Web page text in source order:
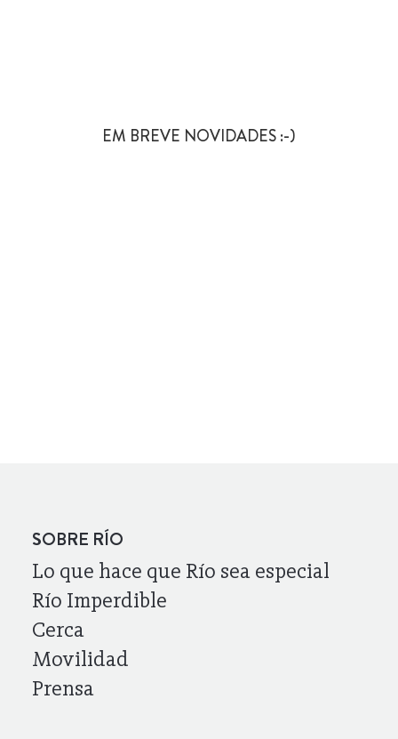
EM BREVE NOVIDADES :-)
SOBRE RÍO
Lo que hace que Río sea especial
Río Imperdible
Cerca
Movilidad
Prensa